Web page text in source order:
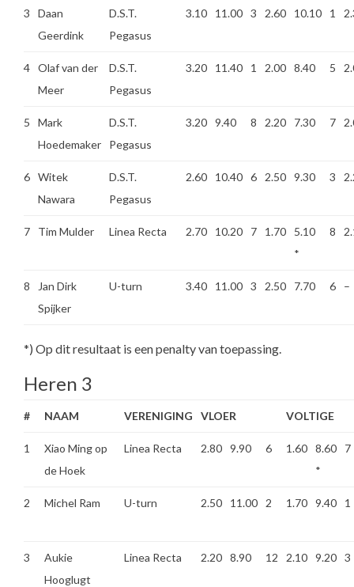
3
Daan
Geerdink
D.S.T.
Pegasus
3.10 11.00 3 2.60 10.10 1
4 Olaf van der
Meer
D.S.T.
Pegasus
3.20 11.40 1 2.00 8.40 5
5
Mark
Hoedemaker
D.S.T.
Pegasus
3.20 9.40 8 2.20 7.30 7
6 Witek
Nawara
D.S.T.
Pegasus
2.60 10.40 6 2.50 9.30 3
7 Tim Mulder Linea Recta 2.70 10.20 7 1.70
5.10
*
8
8
Jan Dirk
Spijker
U-turn 3.40 11.00 3 2.50 7.70 6 –
*) Op dit resultaat is een penalty van toepassing.
Heren 3
# NAAM VERENIGING VLOER VOLTIGE
1
Xiao Ming op
de Hoek
Linea Recta 2.80 9.90 6 1.60 8.60
*
7
2 Michel Ram U-turn 2.50 11.00 2 1.70 9.40 1
3
Aukie
Hooglugt
Linea Recta 2.20 8.90 12 2.10 9.20 3